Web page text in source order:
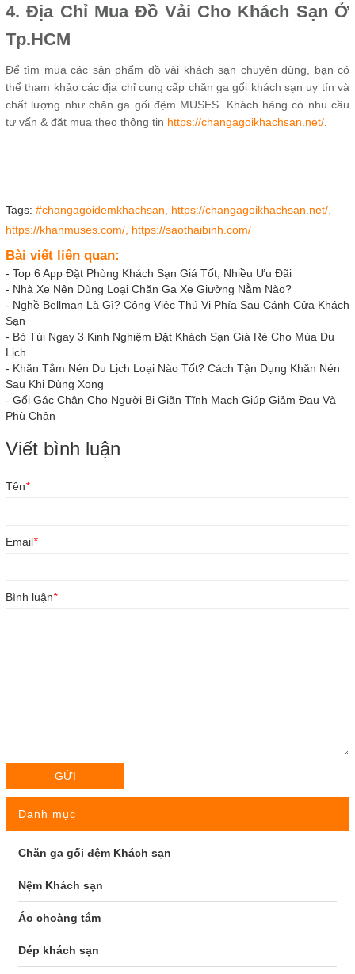
4. Địa Chỉ Mua Đồ Vải Cho Khách Sạn Ở
Tp.HCM
Để tìm mua các sản phẩm đồ vải khách sạn chuyên dùng, bạn có
thể tham khảo các địa chỉ cung cấp chăn ga gối khách sạn uy tín và
chất lượng như chăn ga gối đệm MUSES. Khách hàng có nhu cầu
tư vấn & đặt mua theo thông tin https://changagoikhachsan.net/
Tags: #changagoidemkhachsan, https://changagoikhachsan.net/,
https://khanmuses.com/, https://saothaibinh.com/
Bài viết liên quan:
- Top 6 App Đặt Phòng Khách Sạn Giá Tốt, Nhiều Ưu Đãi
- Nhà Xe Nên Dùng Loại Chăn Ga Xe Giường Nằm Nào?
- Nghề Bellman Là Gì? Công Việc Thú Vị Phía Sau Cánh Cửa Khách
Sạn
- Bỏ Túi Ngay 3 Kinh Nghiệm Đặt Khách Sạn Giá Rẻ Cho Mùa Du
Lịch
- Khăn Tắm Nén Du Lịch Loại Nào Tốt? Cách Tận Dụng Khăn Nén
Sau Khi Dùng Xong
- Gối Gác Chân Cho Người Bị Giãn Tĩnh Mạch Giúp Giảm Đau Và
Phù Chân
Viết bình luận
Tên*
Email*
Bình luận*
GỬI
Danh mục
Chăn ga gối đệm Khách sạn
Nệm Khách sạn
Áo choàng tắm
Dép khách sạn